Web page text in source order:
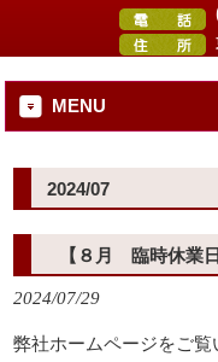
MENU
2024/07
【８月 臨時休業
2024/07/29
弊社ホームページをご覧